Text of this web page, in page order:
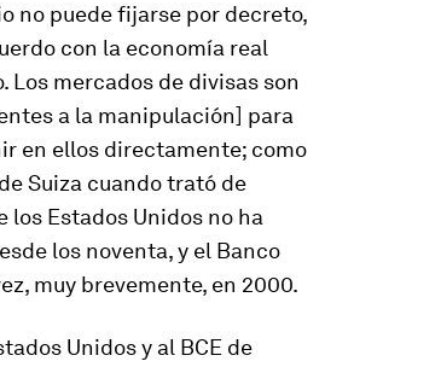
no puede fijarse por decreto,
con la economía real
mercados de divisas son
a la manipulación] para
en ellos directamente; como
Suiza cuando trató de
los Estados Unidos no ha
los noventa, y el Banco
muy brevemente, en 2000.
Unidos y al BCE de